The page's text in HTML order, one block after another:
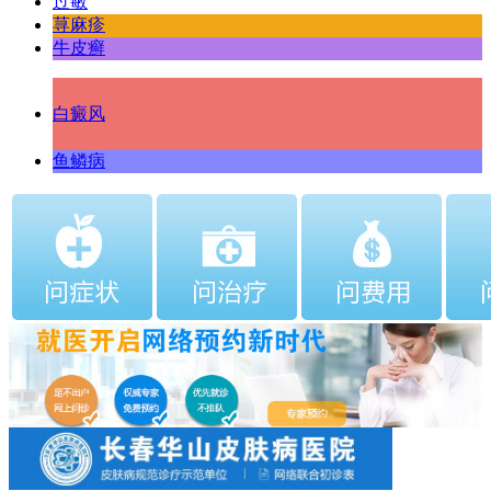
荨麻疹
牛皮癣
白癜风
鱼鳞病